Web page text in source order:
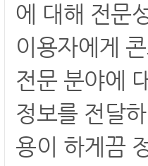
에 대해 전문
이용자에게
전문 분야에
정보를 전달
용이 하게끔